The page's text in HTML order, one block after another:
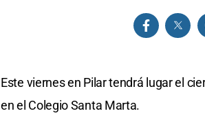
Este viernes en Pilar tendrá lugar el
en el Colegio Santa Marta.